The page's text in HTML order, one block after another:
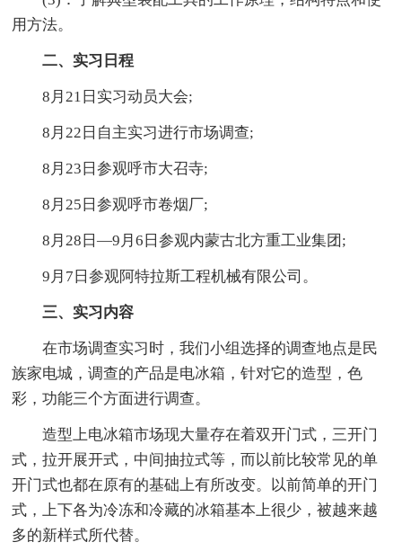
用方法。
二、实习日程
8月21日实习动员大会;
8月22日自主实习进行市场调查;
8月23日参观呼市大召寺;
8月25日参观呼市卷烟厂;
8月28日—9月6日参观内蒙古北方重工业集团;
9月7日参观阿特拉斯工程机械有限公司。
三、实习内容
在市场调查实习时，我们小组选择的调查地点是民
族家电城，调查的产品是电冰箱，针对它的造型，色
彩，功能三个方面进行调查。
造型上电冰箱市场现大量存在着双开门式，三开门
式，拉开展开式，中间抽拉式等，而以前比较常见的单
开门式也都在原有的基础上有所改变。以前简单的开门
式，上下各为冷冻和冷藏的冰箱基本上很少，被越来越
多的新样式所代替。